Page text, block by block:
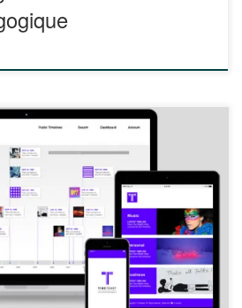
créer une frise chronologique,
www.timetoast.com/ L’application
: en mode horizontal en mode
échelle de temps sur laquelle vous
évènements qui apparaitront via
et des […]